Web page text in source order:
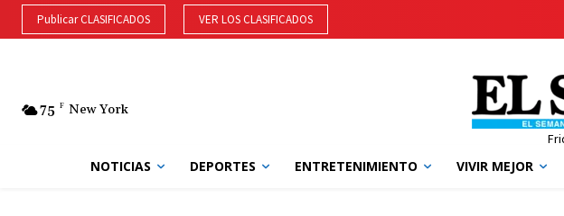
Publicar CLASIFICADOS VER LOS CLASIFICADOS
75 F New York
NOTICIAS DEPORTES ENTRETENIMIENTO VIVIR MEJOR